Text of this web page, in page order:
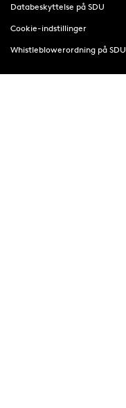
Databeskyttelse på SDU
Cookie-indstillinger
Whistleblowerordning på SDU